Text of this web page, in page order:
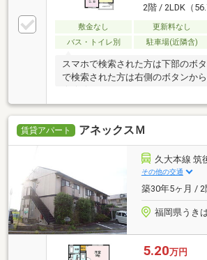
2階 / 2LDK（
敷金なし 更新料なし
バス・トイレ別
駐車場(近隣含)
スマホで検索された方は下部のボ
で検索された方は右側のボタンか
賃貸アパート アネックスＭ
久大本線 筑
その他の交通
築30年5ヶ月 / 2
福岡県うき
5.20万円